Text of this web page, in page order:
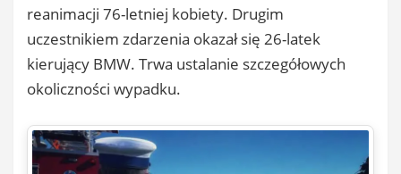
reanimacji 76-letniej kobiety. Drugim
uczestnikiem zdarzenia okazał się 26-latek
kierujący BMW. Trwa ustalanie szczegółowych
okoliczności wypadku.